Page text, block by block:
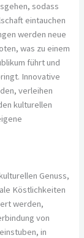
sodass
eintauchen
werden neue
was zu einem
führt und
Innovative
verleihen
kulturellen
Genuss,
Köstlichkeiten
werden,
von
in